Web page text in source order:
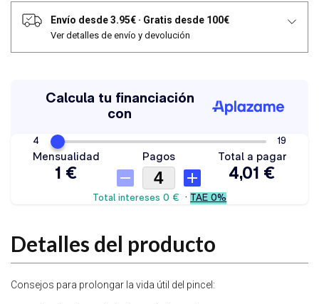
Envío desde 3.95€ · Gratis desde 100€
Ver detalles de envío y devolución
Detalles del producto
Consejos para prolongar la vida útil del pincel: